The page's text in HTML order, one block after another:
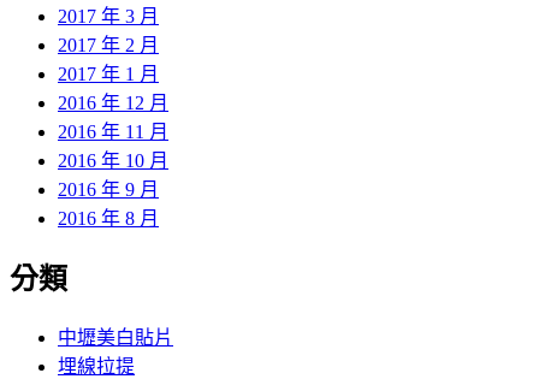
2017 年 3 月
2017 年 2 月
2017 年 1 月
2016 年 12 月
2016 年 11 月
2016 年 10 月
2016 年 9 月
2016 年 8 月
分類
中壢美白貼片
埋線拉提